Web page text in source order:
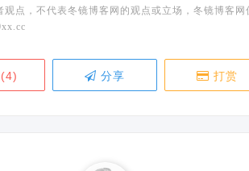
观点，不代表冬镜博客网的观点或立场，冬镜博客
4) 分享 打赏